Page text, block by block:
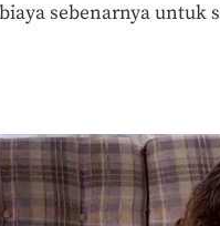
sebenarnya untuk